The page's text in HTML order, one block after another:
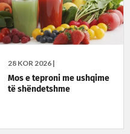
28 KOR 2026 |
Mos e teproni me ushqime
të shëndetshme